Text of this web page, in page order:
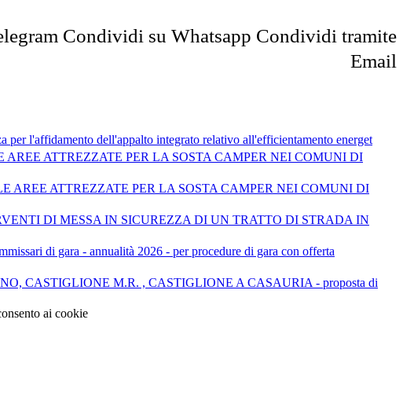
Condividi su Whatsapp Condividi tramite
Email
l'affidamento dell'appalto integrato relativo all'efficientamento energet
ATTREZZATE PER LA SOSTA CAMPER NEI COMUNI DI
AREE ATTREZZATE PER LA SOSTA CAMPER NEI COMUNI DI
DI MESSA IN SICUREZZA DI UN TRATTO DI STRADA IN
di gara - annualità 2026 - per procedure di gara con offerta
CASTIGLIONE M.R. , CASTIGLIONE A CASAURIA - proposta di
ai cookie